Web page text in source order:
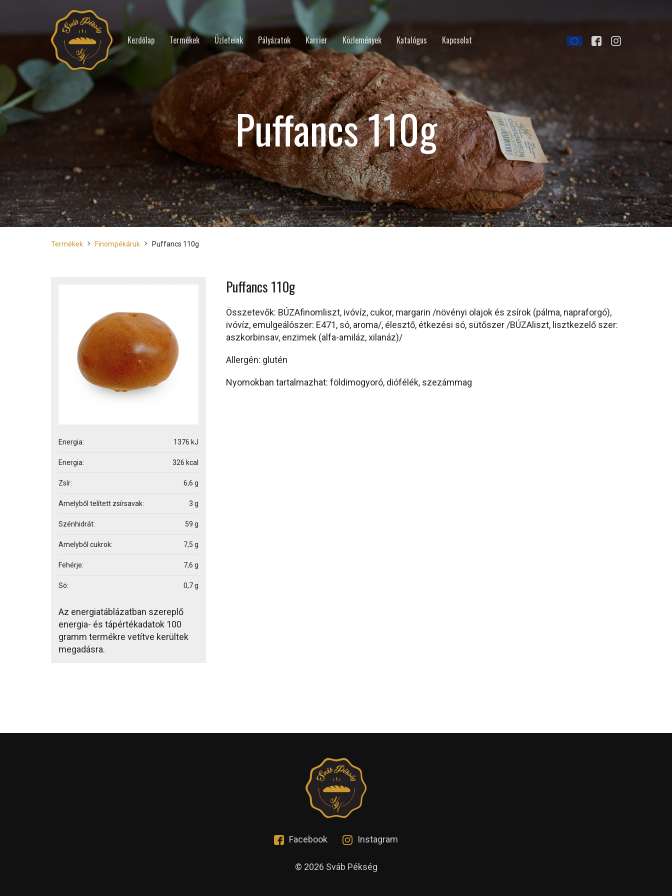
Kezdőlap Termékek Üzleteink Pályázatok Karrier Közlemények Katalógus Kapcsolat
Puffancs 110g
Termékek Finompékáruk Puffancs 110g
Energia: 1376 kJ
Energia: 326 kcal
Zsír: 6,6 g
Amelyből telített zsírsavak: 3 g
Szénhidrát: 59 g
Amelyből cukrok: 7,5 g
Fehérje: 7,6 g
Só: 0,7 g
Az energiatáblázatban szereplő
energia- és tápértékadatok 100
gramm termékre vetítve kerültek
megadásra.
Puffancs 110g
Összetevők: BÚZAfinomliszt, ivóvíz, cukor, margarin /növényi olajok és zsírok (pálma, napraforgó),
ivóvíz, emulgeálószer: E471, só, aroma/, élesztő, étkezési só, sütőszer /BÚZAliszt, lisztkezelő szer:
aszkorbinsav, enzimek (alfa-amiláz, xilanáz)/
Allergén: glutén
Nyomokban tartalmazhat: földimogyoró, diófélék, szezámmag
Facebook Instagram
© 2026 Sváb Pékség